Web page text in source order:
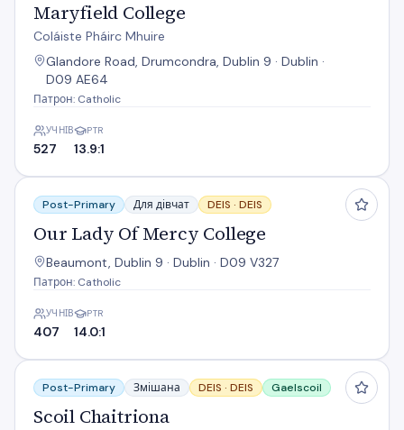
Maryfield College
Coláiste Pháirc Mhuire
Glandore Road, Drumcondra, Dublin 9 · Dublin ·
D09 AE64
Патрон: Catholic
УЧНІВ
527
PTR
13.9:1
Our Lady Of Mercy College
Post-Primary Для дівчат DEIS · DEIS
Our Lady Of Mercy College
Beaumont, Dublin 9 · Dublin · D09 V327
Патрон: Catholic
УЧНІВ
407
PTR
14.0:1
Scoil Chaitriona
Post-Primary Змішана DEIS · DEIS Gaelscoil
Scoil Chaitriona